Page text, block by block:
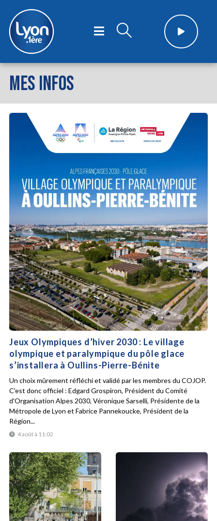
MES INFOS
Jeux Olympiques d’hiver 2030 : Le village
olympique et paralympique du pôle glace
s’installera à Oullins-Pierre-Bénite
4 août à 11:02
Un choix mûrement réfléchi et validé par les membres du COJOP.
C'est donc officiel : Edgard Grospiron, Président du Comité
d'Organisation Alpes 2030, Véronique Sarselli, Présidente de la
Métropole de Lyon et Fabrice Pannekoucke, Président de la
Région...